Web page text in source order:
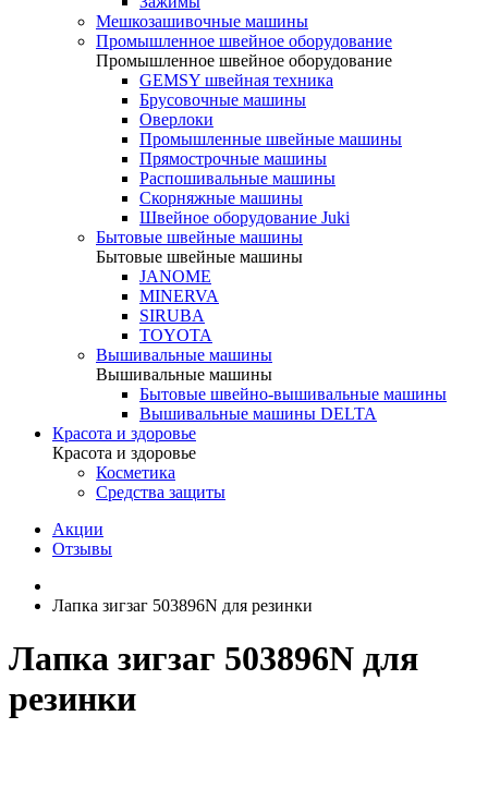
Мешкозашивочные машины
Промышленное швейное оборудование
Промышленное швейное оборудование
GEMSY швейная техника
Брусовочные машины
Оверлоки
Промышленные швейные машины
Прямострочные машины
Распошивальные машины
Скорняжные машины
Швейное оборудование Juki
Бытовые швейные машины
Бытовые швейные машины
JANOME
MINERVA
SIRUBA
TOYOTA
Вышивальные машины
Вышивальные машины
Бытовые швейно-вышивальные машины
Вышивальные машины DELTA
Красота и здоровье
Красота и здоровье
Косметика
Средства защиты
Акции
Отзывы
Лапка зигзаг 503896N для резинки
Лапка зигзаг 503896N для
резинки